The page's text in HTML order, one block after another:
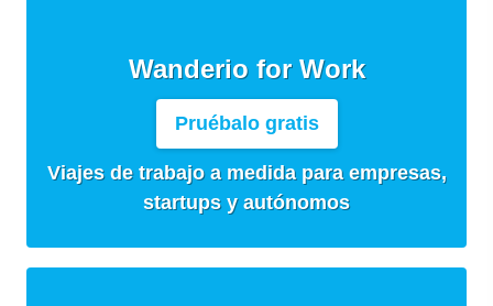
Wanderio for Work
Pruébalo gratis
Viajes de trabajo a medida para empresas,
startups y autónomos